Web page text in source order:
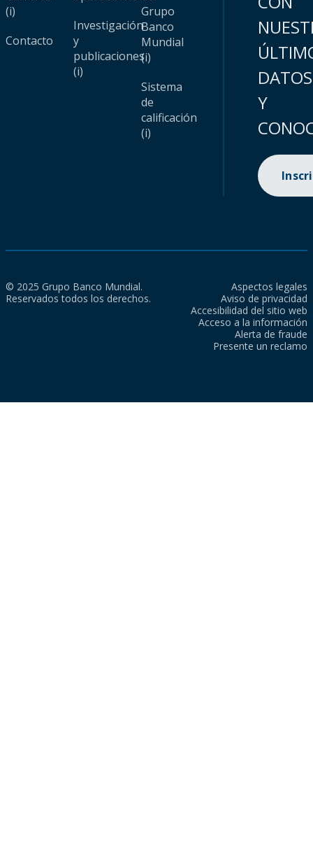
(i)
Contacto
Investigación
y
publicaciones
(i)
Grupo
Banco
Mundial
(i)
Sistema
de
calificación
(i)
DATOS
Y
© 2025 Grupo Banco Mundial.
Reservados todos los derechos.
Aspectos legales
Aviso de privacidad
Accesibilidad del sitio web
Acceso a la información
Alerta de fraude
Presente un reclamo